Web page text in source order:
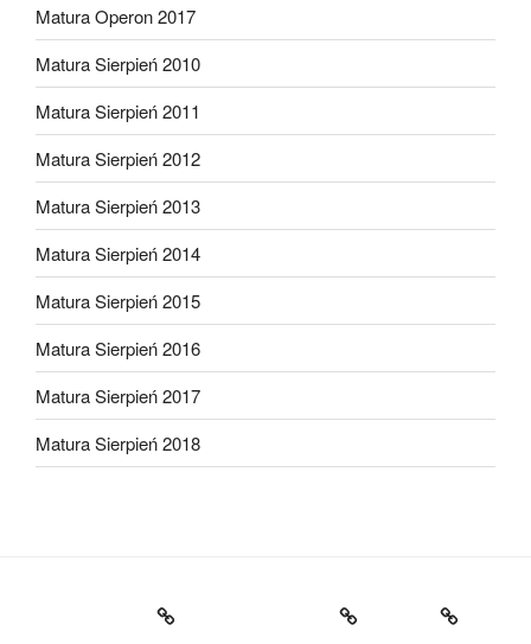
Matura Operon 2017
Matura Sierpień 2010
Matura Sierpień 2011
Matura Sierpień 2012
Matura Sierpień 2013
Matura Sierpień 2014
Matura Sierpień 2015
Matura Sierpień 2016
Matura Sierpień 2017
Matura Sierpień 2018
Strona główna Dlaczego warto?
O mnie